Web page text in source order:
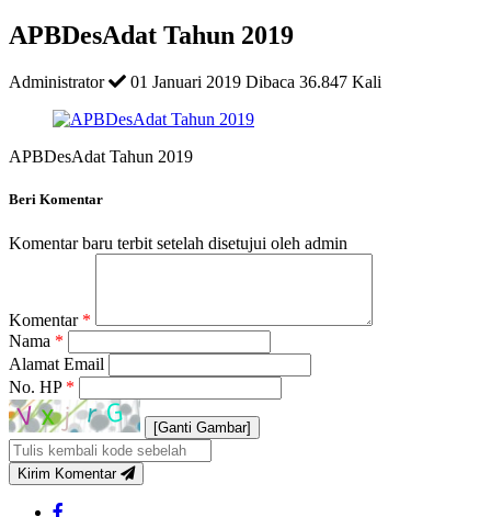
APBDesAdat Tahun 2019
Administrator 01 Januari 2019 Dibaca 36.847 Kali
APBDesAdat Tahun 2019
Beri Komentar
Komentar baru terbit setelah disetujui oleh admin
Komentar *
Nama *
Alamat Email
No. HP *
[Ganti Gambar]
Kirim Komentar